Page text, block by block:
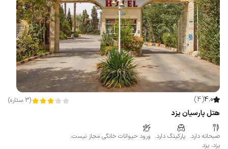
4.0
(
4
)
(
3 ستاره)
هتل پارسیان یزد
صبحانه دارد. پارکینگ دارد. ورود حیوانات خانگی مجاز نیست.
یزد، یزد